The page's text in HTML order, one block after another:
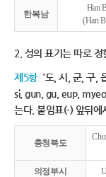
한복남
Han
(Han
2. 성의 표기는 따로 정
제5항 ‘도, 시, 군, 구,
si, gun, gu, eup,
는다. 붙임표(-) 앞뒤에
충청북도
의정부시